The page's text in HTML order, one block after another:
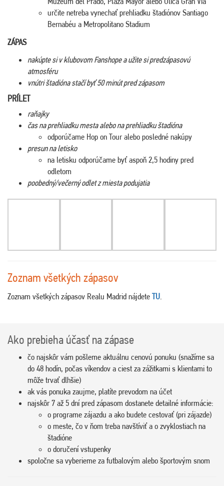
určite netreba vynechať prehliadku štadiónov Santiago
Bernabéu a Metropolitano Stadium
ZÁPAS
nakúpte si v klubovom Fanshope a užite si predzápasovú
atmosféru
vnútri štadióna stačí byť 50 minút pred zápasom
PRÍLET
raňajky
čas na prehliadku mesta alebo na prehliadku štadióna
odporúčame Hop on Tour alebo posledné nakúpy
presun na letisko
na letisku odporúčame byť aspoň 2,5 hodiny pred
odletom
poobedný/večerný odlet z miesta podujatia
Zoznam všetkých zápasov
Zoznam všetkých zápasov Realu Madrid nájdete TU.
Ako prebieha účasť na zápase
čo najskôr vám pošleme aktuálnu cenovú ponuku (snažíme sa
do 48 hodín, počas víkendov a ciest za zážitkami s klientami to
môže trvať dlhšie)
ak vás ponuka zaujme, platíte prevodom na účet
najskôr 7 až 5 dní pred zápasom dostanete detailné informácie:
o programe zájazdu a ako budete cestovať (pri zájazde)
o meste, čo v ňom treba navštíviť a o zvyklostiach na
štadióne
o doručení vstupenky
spoločne sa vyberieme za futbalovým alebo športovým snom